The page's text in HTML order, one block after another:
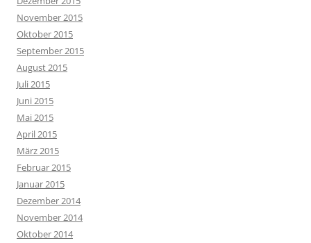
November 2015
Oktober 2015
September 2015
August 2015
Juli 2015
Juni 2015
Mai 2015
April 2015
März 2015
Februar 2015
Januar 2015
Dezember 2014
November 2014
Oktober 2014